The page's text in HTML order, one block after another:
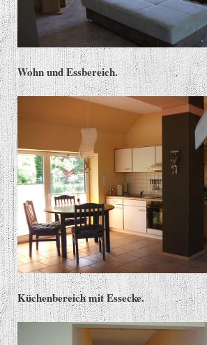
Wohn und Essbereich.
Küchenbereich mit Essecke.